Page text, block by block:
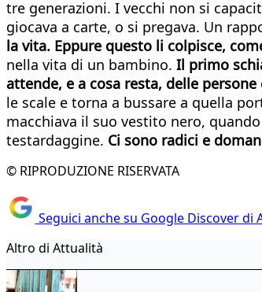
tre generazioni. I vecchi non si
giocava a carte, o si pregava. Un
la vita. Eppure questo li colpisce,
nella vita di un bambino. Il primo
attende, e a cosa resta, delle persone
le scale e torna a bussare a quella
macchiava il suo vestito nero,
testardaggine. Ci sono radici e
© RIPRODUZIONE RISERVATA
Seguici anche su Google Discover di
Altro di Attualità